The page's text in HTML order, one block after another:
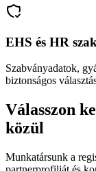
EHS és HR
Szabványadatok,
biztonságos
Válasszon
közül
Munkatársunk a